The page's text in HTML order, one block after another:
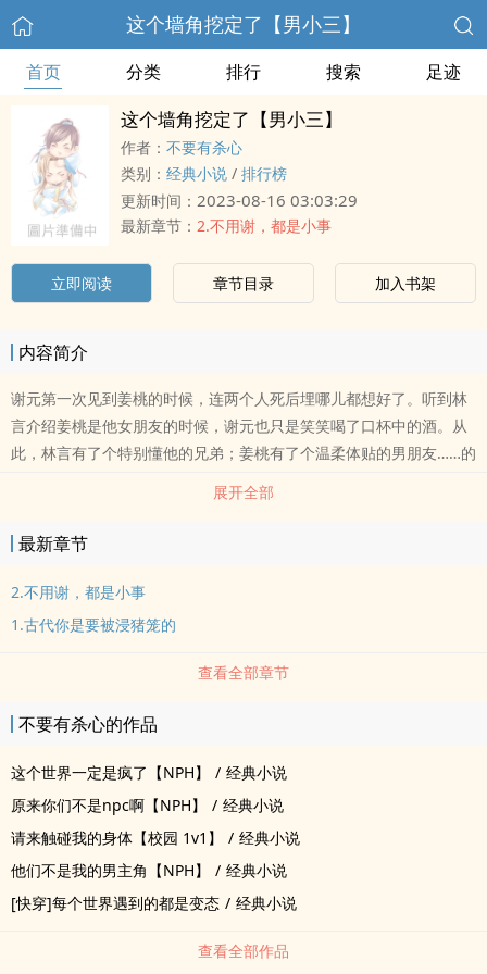
这个墙角挖定了【男小三】
首页 分类 排行 搜索 足迹
这个墙角挖定了【男小三】
作者： 不要有杀心
类别： 经典小说 / 排行榜
更新时间： 2023-08-16 03:03:29
最新章节： 2.不用谢，都是小事
立即阅读 章节目录 加入书架
内容简介
谢元第一次见到姜桃的时候，连两个人死后埋哪儿都想好了。听到林
言介绍姜桃是他女朋友的时候，谢元也只是笑笑喝了口杯中的酒。从
此，林言有了个特别懂他的兄弟；姜桃有了个温柔体贴的男朋友……的
兄弟。避雷须知：1.文笔差，玻璃心，玛丽苏无逻辑，主角性格都有
缺陷。不喜勿喷，算我求你。灵感来源是看的一个段子：A每次抱怨
自己女朋友的时候，B都疯狂附和，结果A分手之后B把女生追到手
经典渣男，妹宝因为原生家庭创伤，前期被渣男pua。男主所有行为
都是为了挖墙脚，就算附和也不会说侮辱女主的话！3.应该不长，短
+珠珠+评论都会是我更新动力，谢谢支持！
展开全部
最新章节
2.不用谢，都是小事
1.古代你是要被浸猪笼的
查看全部章节
不要有杀心的作品
这个世界一定是疯了【NPH】 / 经典小说
原来你们不是npc啊【NPH】
/ 经典小说
请来触碰我的身体【校园 1v1】
/ 经典小说
他们不是我的男主角【NPH】
/ 经典小说
[快穿]每个世界遇到的都是变态 / 经典小说
查看全部作品